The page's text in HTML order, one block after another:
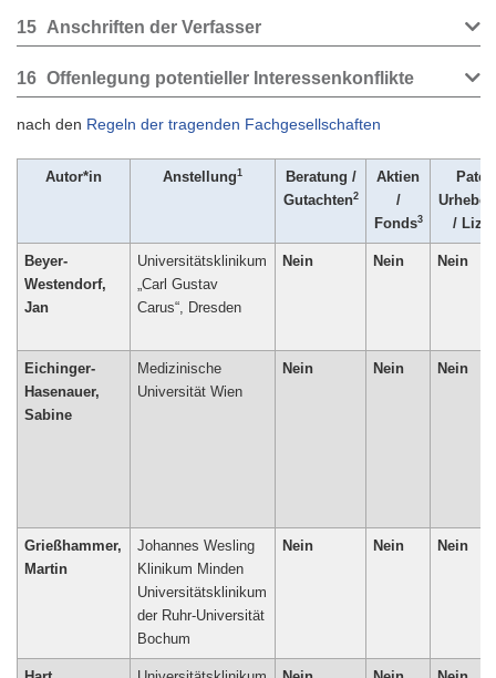
15 Anschriften der Verfasser
16 Offenlegung potentieller Interessenkonflikte
nach den Regeln der tragenden Fachgesellschaften
Autor*in Anstellung1
Beratung /
Gutachten2
Aktien
/
Fonds3
/
Beyer-
Westendorf,
Jan
Universitätsklinikum
„Carl Gustav
Carus“, Dresden
Nein Nein Nein
Eichinger-
Hasenauer,
Sabine
Medizinische
Universität Wien
Nein Nein Nein
Grießhammer,
Martin
Johannes Wesling
Klinikum Minden
Universitätsklinikum
der Ruhr-Universität
Nein Nein Nein